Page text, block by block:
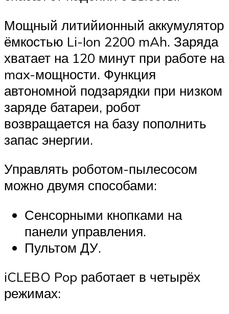
Мощный литийионный аккумулятор
ёмкостью Li-Ion 2200 mAh. Заряда
хватает на 120 минут при работе на
max-мощности. Функция
автономной подзарядки при низком
заряде батареи, робот
возвращается на базу пополнить
запас энергии.
Управлять роботом-пылесосом
можно двумя способами:
Сенсорными кнопками на
панели управления.
Пультом ДУ.
iCLEBO Pop работает в четырёх
режимах: